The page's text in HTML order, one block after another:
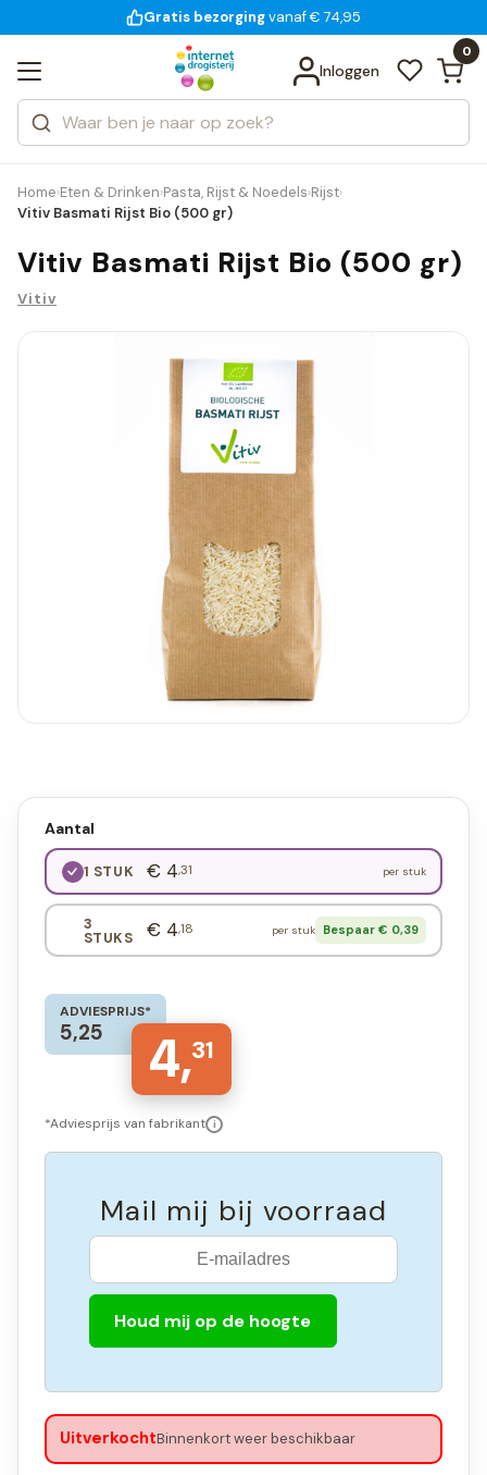
voor 18:00 uur besteld
Gratis bezorging
14 dagen bedenktijd
Inloggen
0
Zoeken
Categorieën
Merken
Bekijk alle resultaten
Home›Eten & Drinken›Pasta, Rijst & Noedels›Rijst›
Vitiv Basmati Rijst Bio (500 gr)
Vitiv Basmati Rijst Bio (500 gr)
Vitiv
Aantal
1 STUK € 4,31 per stuk
3
STUKS € 4,18 per stuk Bespaar € 0,39
ADVIESPRIJS*
5,25 4,31
*Adviesprijs van fabrikant i
Mail mij bij voorraad
Houd mij op de hoogte
UitverkochtBinnenkort weer beschikbaar